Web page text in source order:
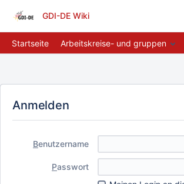
GDI-DE Wiki
Startseite Arbeitskreise- und gruppen
Anmelden
Benutzername
Passwort